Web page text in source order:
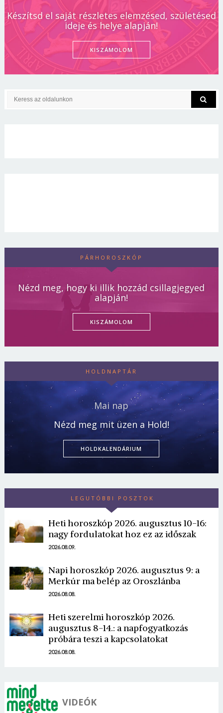
Készítsd el saját részletes elemzésed, születésed
ideje és helye alapján!
KISZÁMOLOM
PÁRHOROSZKÓP
Nézd meg, hogy ki illik hozzád csillagjegyed
alapján!
KISZÁMOLOM
HOLDNAPTÁR
Mai nap
Nézd meg mit üzen a Hold!
HOLDKALENDÁRIUM
LEGUTÓBBI POSZTOK
Heti horoszkóp 2026. augusztus 10-16:
nagy fordulatokat hoz ez az időszak
2026.08.09.
Napi horoszkóp 2026. augusztus 9: a
Merkúr ma belép az Oroszlánba
2026.08.08.
Heti szerelmi horoszkóp 2026.
augusztus 8-14.: a napfogyatkozás
próbára teszi a kapcsolatokat
2026.08.08.
VIDEÓK